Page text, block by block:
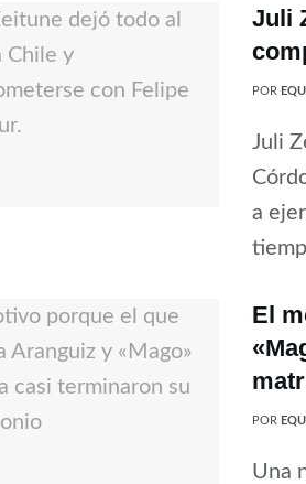
Juli
POR
Juli
a
El
POR
Una